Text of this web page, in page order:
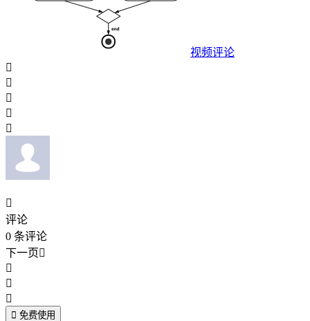
视频评论






评论
0 条评论
下一页



 免费使用